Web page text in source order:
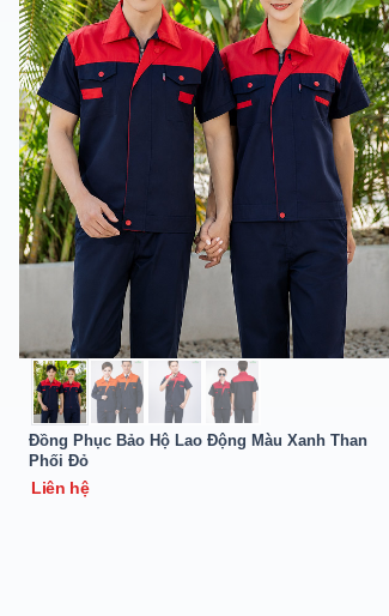
Đồng Phục Bảo Hộ Lao Động Màu Xanh Than
Phối Đỏ
Liên hệ